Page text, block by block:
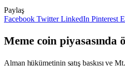
Paylaş
Facebook Twitter LinkedIn Pinterest
Meme coin
Alman hükümetinin satış baskısı ve